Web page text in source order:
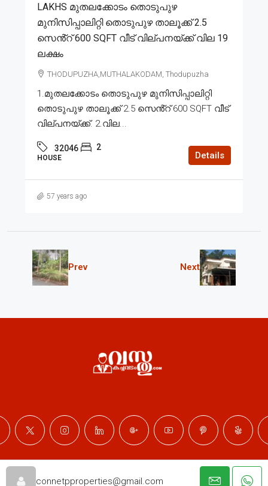
LAKHS മുതലക്കോടം തൊടുപുഴ
മുനിസിപ്പാലിറ്റി തൊടുപുഴ താലൂക്ക് 2.5
സെൻ്റ് 600 SQFT വീട് വില്പനയ്ക്ക് വില 19
ലക്ഷം
THODUPUZHA,MUTHALAKODAM, Thodupuzha
1.മുതലക്കോടം തൊടുപുഴ മുനിസിപ്പാലിറ്റി
തൊടുപുഴ താലൂക്ക് 2.5 സെൻ്റ് 600 SQFT വീട്
വില്പനയ്ക്ക്. 2.വില...
32046 2
HOUSE Details
57 years ago
Prev Next
connetpproperties@gmail.com
© Professional Properties - All rights reserved